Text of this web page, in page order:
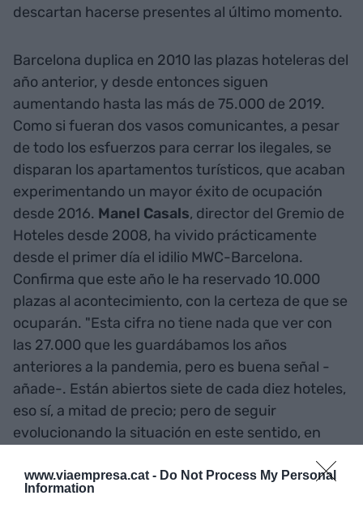
www.viaempresa.cat - Do Not Process My Personal
Information
descartan hacerse presentes al último momento.
Barcelona duplica en 2010 las plazas hoteleras del
año anterior, y desde entonces siguen
aumentando hasta las más de 75.000 de 2019.
Como si fueran dos vasos comunicantes, a pesar
de todo los esfuerzos para cerrar los ilegales, se
disparan los apartamentos turísticos, que acaban
experimentando un mayor éxito de ocupación
desde 2016. Manel Casals, director del Gremio de
Hoteles desde 2008, ha vivido prácticamente
desde el primer día el idilio MWC-Barcelona.
Confirma que este año le ha reservado 10.000
plazas al acontecimiento, con la certeza de que se
ocuparán. "Esta cifra no tiene nada que ver con
las 27.000 que les guardábamos los años
anteriores a la pandemia, pero es buena señal -
añade-. Están abiertos siete de cada diez hoteles,
eso sí, a mitad de precio; pero de seguir
evolucionando la situación en este sentido, en